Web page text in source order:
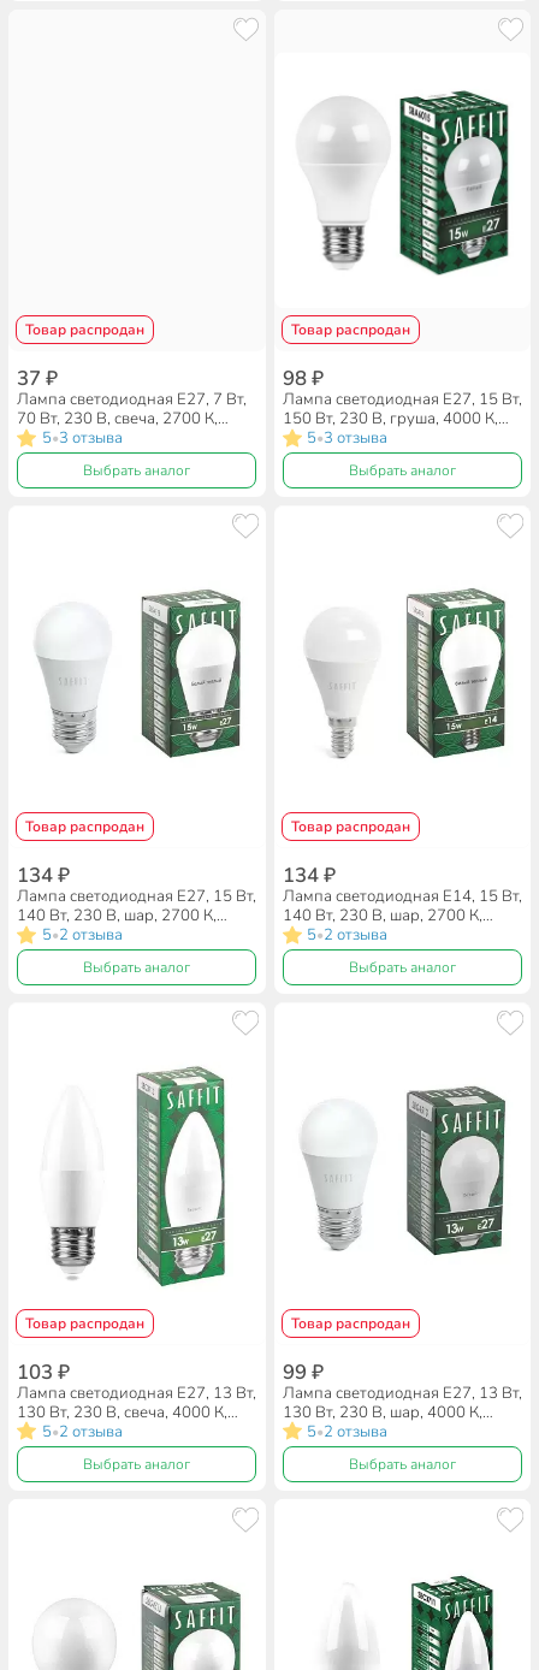
Товар распродан
37 ₽
Лампа светодиодная E27, 7 Вт,
70 Вт, 230 В, свеча, 2700 К,
теплый белый свет, Saffit,
SBC3707, C37, 55032
5•3 отзыва
Выбрать аналог
Товар распродан
98 ₽
Лампа светодиодная E27, 15 Вт,
150 Вт, 230 В, груша, 4000 К,
нейтральный белый свет, Saffit,
CBA6015, A60, 55011
5•3 отзыва
Выбрать аналог
Товар распродан
134 ₽
Лампа светодиодная E27, 15 Вт,
140 Вт, 230 В, шар, 2700 К,
теплый белый свет, Saffit,
SBG4515, G45, 55212
5•2 отзыва
Выбрать аналог
Товар распродан
134 ₽
Лампа светодиодная E14, 15 Вт,
140 Вт, 230 В, шар, 2700 К,
теплый белый свет, Saffit,
SBG4515, G45, 55209
5•2 отзыва
Выбрать аналог
Товар распродан
103 ₽
Лампа светодиодная E27, 13 Вт,
130 Вт, 230 В, свеча, 4000 К,
нейтральный белый свет, Saffit,
SBC3713, C37, 55167, 55167
5•2 отзыва
Выбрать аналог
Товар распродан
99 ₽
Лампа светодиодная E27, 13 Вт,
130 Вт, 230 В, шар, 4000 К,
нейтральный белый свет, Saffit,
SBG4513, G45, 55161
5•2 отзыва
Выбрать аналог